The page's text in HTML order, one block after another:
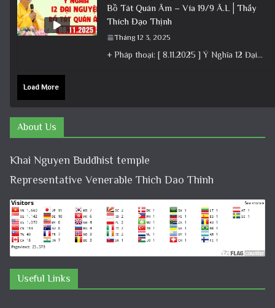
Bồ Tát Quán Âm – Vía 19/9 Â.L│Thầy
Thích Đạo Thịnh
Tháng 12 3, 2025
+ Pháp thoại: [ 8.11.2025 ] Ý Nghĩa 12 Đại Nguyện Của Bồ Tát Quán Âm – Vía 19/9 Â.L│Thầy
Load More
About Us
Khai Nguyen Buddhist temple
Representative Venerable Thich Dao Thinh
Useful Links